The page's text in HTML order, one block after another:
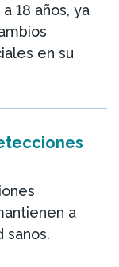
18 años, ya
en su
a
sanos.